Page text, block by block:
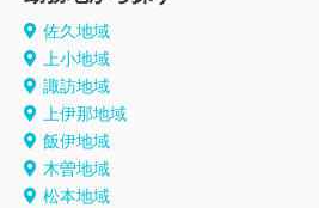
佐久地域
上小地域
諏訪地域
上伊那地域
飯伊地域
木曽地域
松本地域